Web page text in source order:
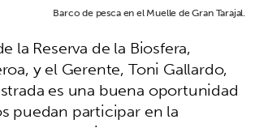
Barco de pesca en el Muelle de Gran Tarajal.
la Reserva de la Biosfera,
y el Gerente, Toni Gallardo,
es una buena oportunidad
puedan participar en la